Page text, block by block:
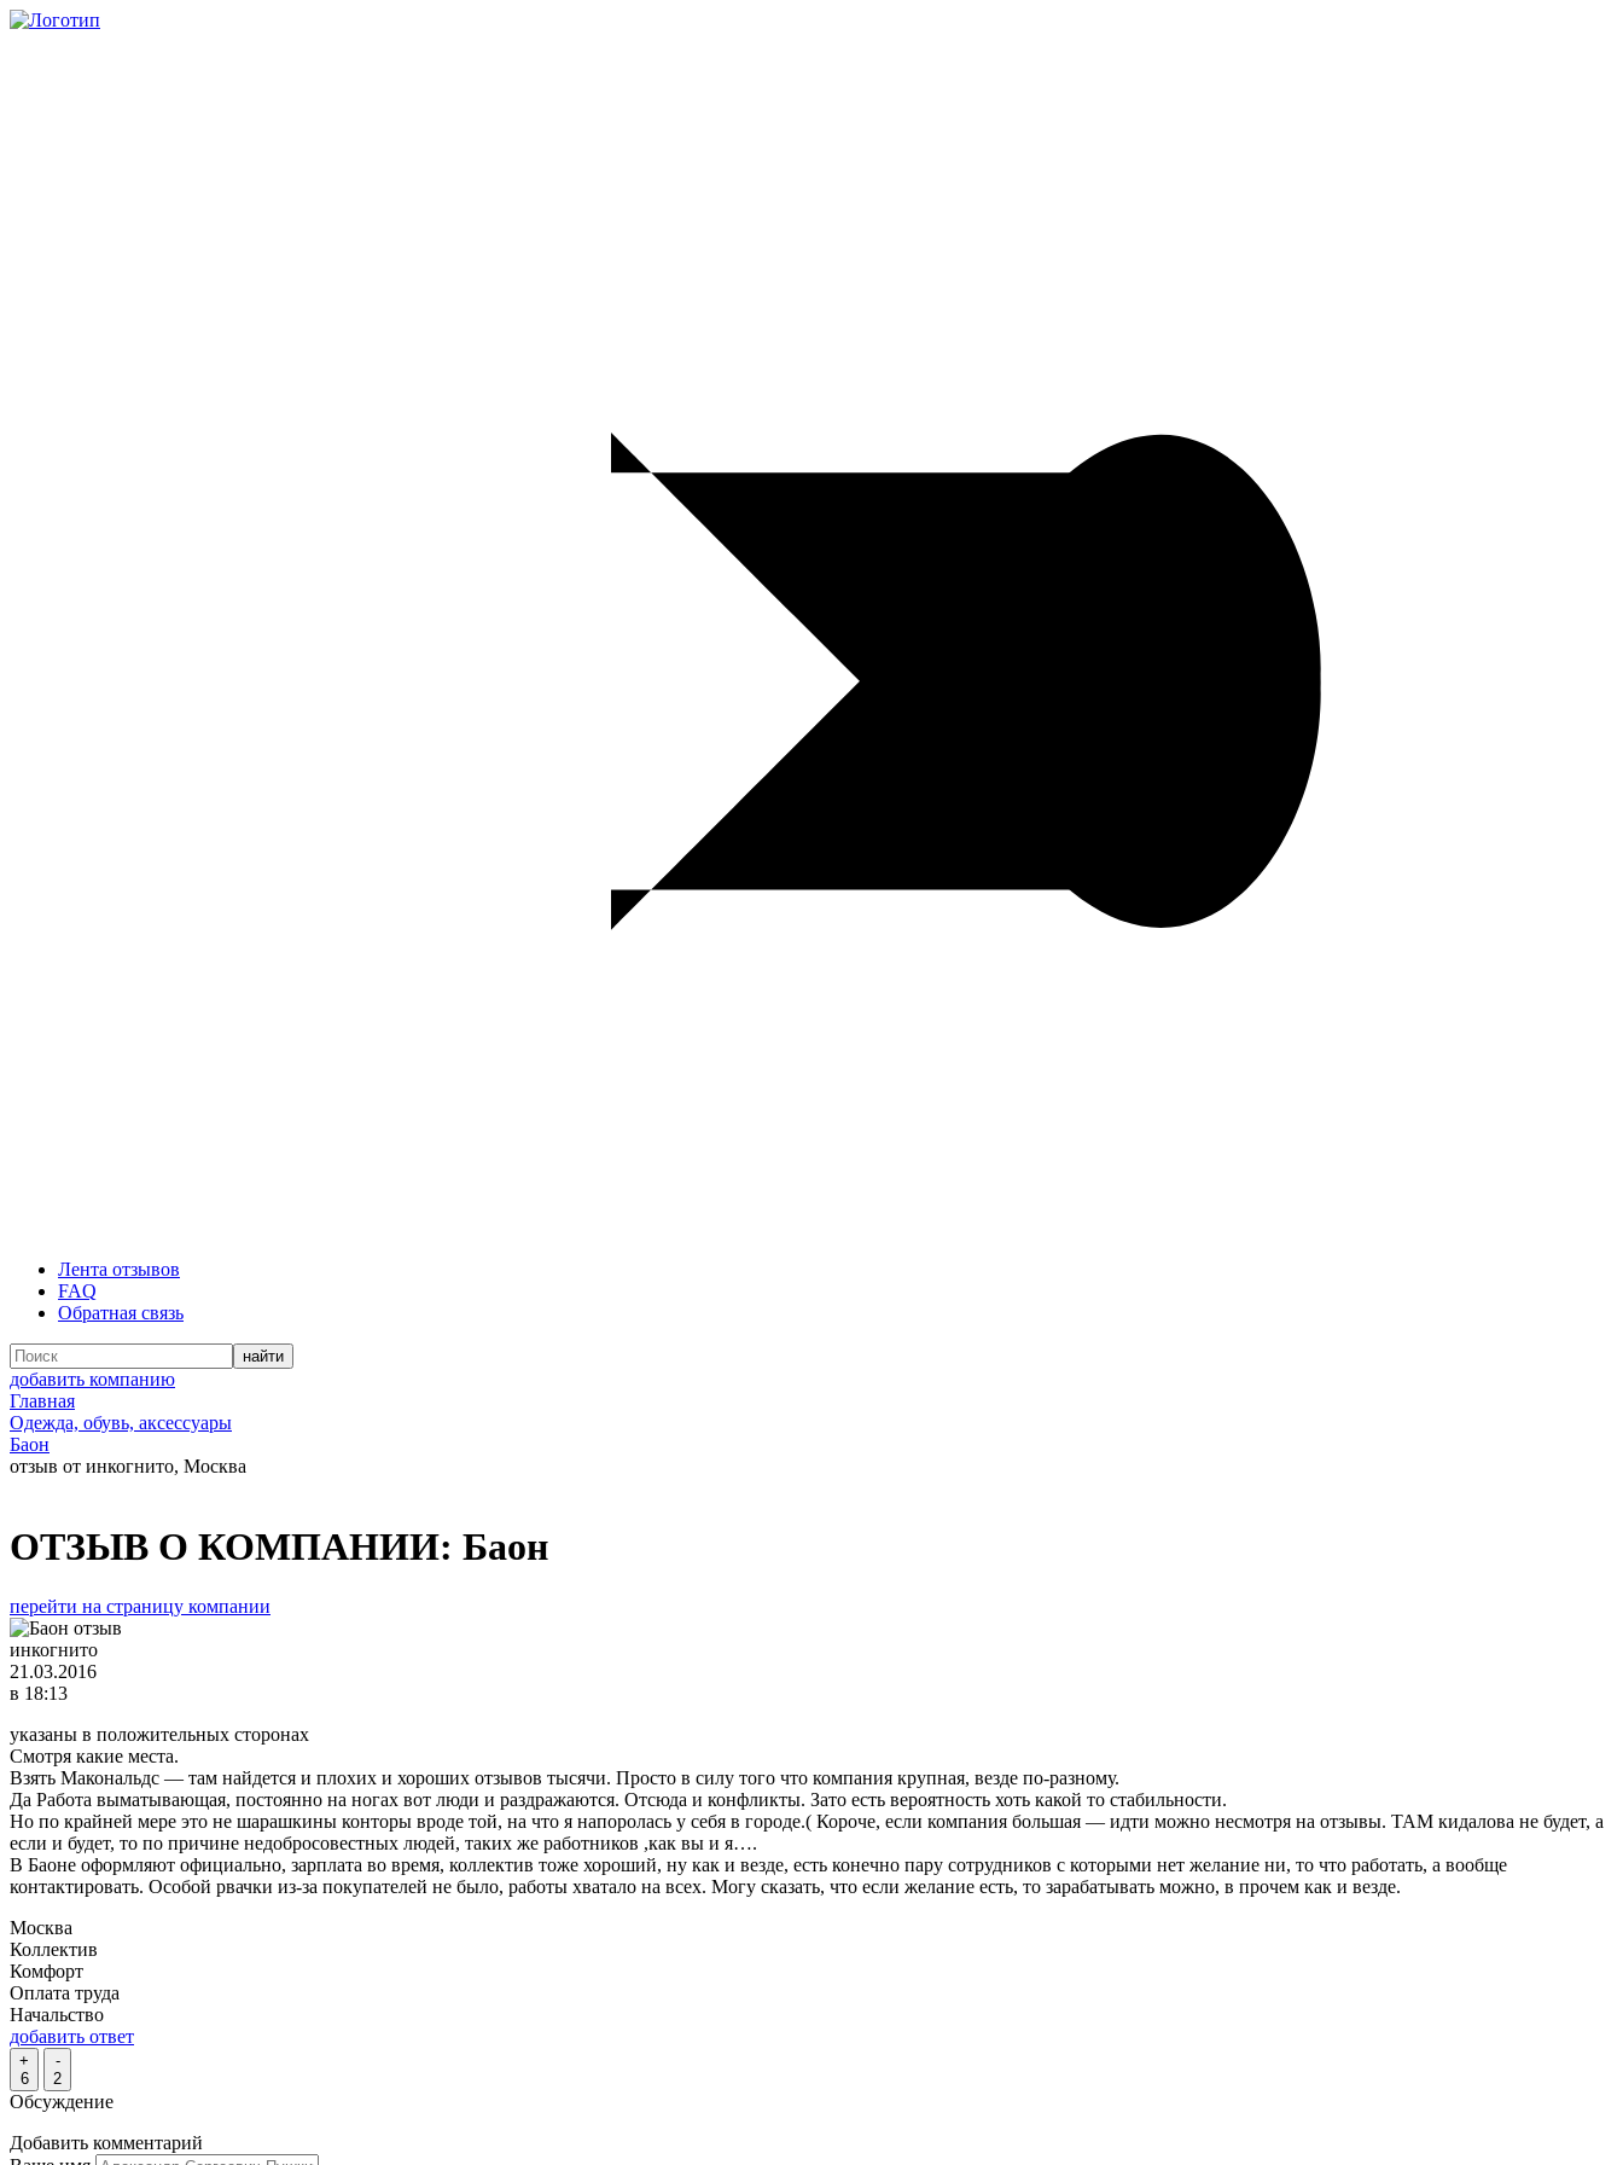
Лента отзывов
FAQ
Обратная связь
добавить компанию
Главная
Одежда, обувь, аксессуары
Баон
отзыв от инкогнито, Москва
ОТЗЫВ О КОМПАНИИ: Баон
перейти на страницу компании
инкогнито
21.03.2016
в 18:13
указаны в положительных сторонах
Смотря какие места.
Взять Макональдс — там найдется и плохих и хороших отзывов тысячи. Просто в силу того что компания крупная, везде по-разному.
Да Работа выматывающая, постоянно на ногах вот люди и раздражаются. Отсюда и конфликты. Зато есть вероятность хоть какой то стабильности.
Но по крайней мере это не шарашкины конторы вроде той, на что я напоролась у себя в городе.( Короче, если компания большая — идти можно несмотря на отзывы. ТАМ кидалова не будет, а
если и будет, то по причине недобросовестных людей, таких же работников ,как вы и я….
В Баоне оформляют официально, зарплата во время, коллектив тоже хороший, ну как и везде, есть конечно пару сотрудников с которыми нет желание ни, то что работать, а вообще
контактировать. Особой рвачки из-за покупателей не было, работы хватало на всех. Могу сказать, что если желание есть, то зарабатывать можно, в прочем как и везде.
Москва
Коллектив
Комфорт
Оплата труда
Начальство
добавить ответ
+
6
-
2
Обсуждение
Добавить комментарий